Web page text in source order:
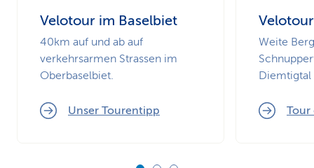
Velotour im Baselbiet
40km auf und ab auf
verkehrsarmen Strassen im
Oberbaselbiet.
Unser Tourentipp
Weite
Diemtigtal
Tour